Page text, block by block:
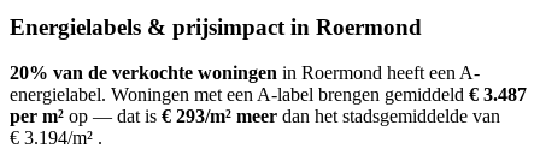
Energielabels & prijsimpact in Roermond
20% van de verkochte woningen in Roermond heeft een A-
energielabel. Woningen met een A-label brengen gemiddeld € 3.487
per m² op — dat is € 293/m² meer dan het stadsgemiddelde van
€ 3.194/m² .